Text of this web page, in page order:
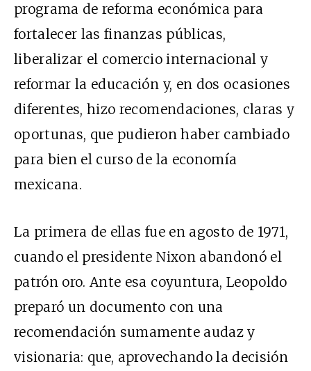
programa de reforma económica para
fortalecer las finanzas públicas,
liberalizar el comercio internacional y
reformar la educación y, en dos ocasiones
diferentes, hizo recomendaciones, claras y
oportunas, que pudieron haber cambiado
para bien el curso de la economía
mexicana.
La primera de ellas fue en agosto de 1971,
cuando el presidente Nixon abandonó el
patrón oro. Ante esa coyuntura, Leopoldo
preparó un documento con una
recomendación sumamente audaz y
visionaria: que, aprovechando la decisión